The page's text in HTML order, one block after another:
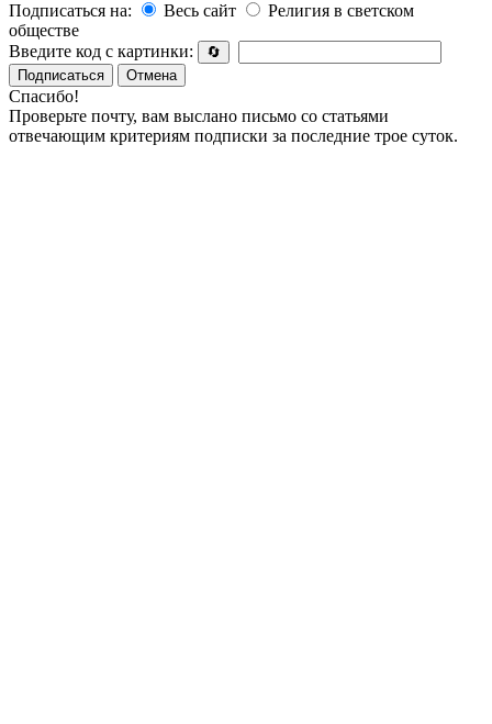
Подписаться на:
Весь сайт
Религия в светском
обществе
Введите код с картинки:
🔄
Подписаться
Отмена
Спасибо!
Проверьте почту, вам выслано письмо со статьями
отвечающим критериям подписки за последние трое суток.